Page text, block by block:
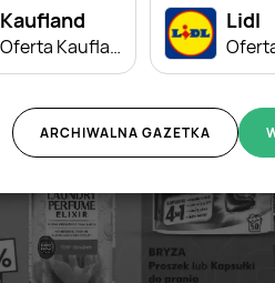
Kaufland
Oferta Kaufland - Non Food
Lidl
ARCHIWALNA GAZETKA